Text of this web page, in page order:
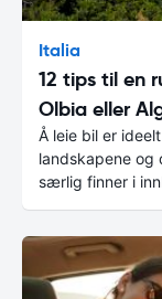
Italia
12 tips til en
Olbia eller
Å leie bil er
landskapene og
særlig finner i